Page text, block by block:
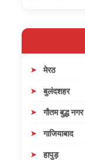
मेरठ
बुलंदशहर
गौतम बुद्ध नगर
गाजियाबाद
हापुड़